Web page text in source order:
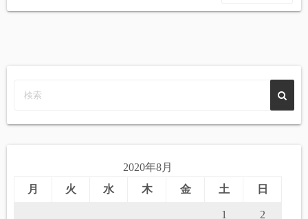
2020年8月
月
火 水 木 金 土 日
1 2